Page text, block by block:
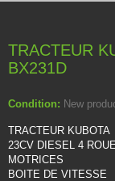
TRACTEUR
BX231D
Condition: New
TRACTEUR KUBOTA
23CV DIESEL 4
MOTRICES
BOITE DE VITESSE